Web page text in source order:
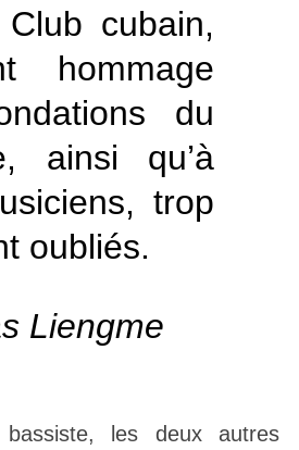
cubain,
hommage
du
ainsi qu’à
trop
oubliés.
Liengme
les deux autres